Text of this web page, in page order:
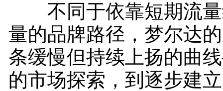
不同于依靠短期流量
量的品牌路径，梦尔达
条缓慢但持续上扬的曲
的市场探索，到逐步建